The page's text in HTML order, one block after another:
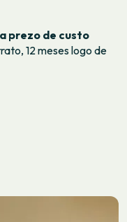
prezo de custo
12 meses logo de